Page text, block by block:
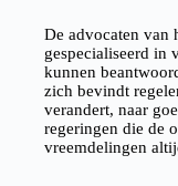
De advocaten van
gespecialiseerd in
kunnen
zich bevindt
verandert, naar
regeringen die de
vreemdelingen